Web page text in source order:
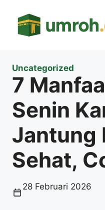
Uncategorized
7
Senin
Jantung
Sehat,
28 Februari 2026